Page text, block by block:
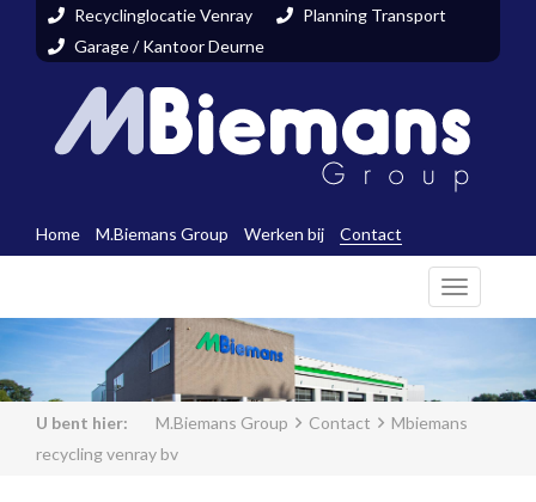
Recyclinglocatie Venray
Planning Transport
Garage / Kantoor Deurne
Home M.Biemans Group Werken bij Contact
Toggle
M.Biemans Group Contact
Mbiemans
recycling venray bv